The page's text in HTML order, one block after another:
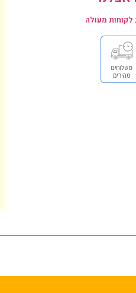
לקוחות מעולה